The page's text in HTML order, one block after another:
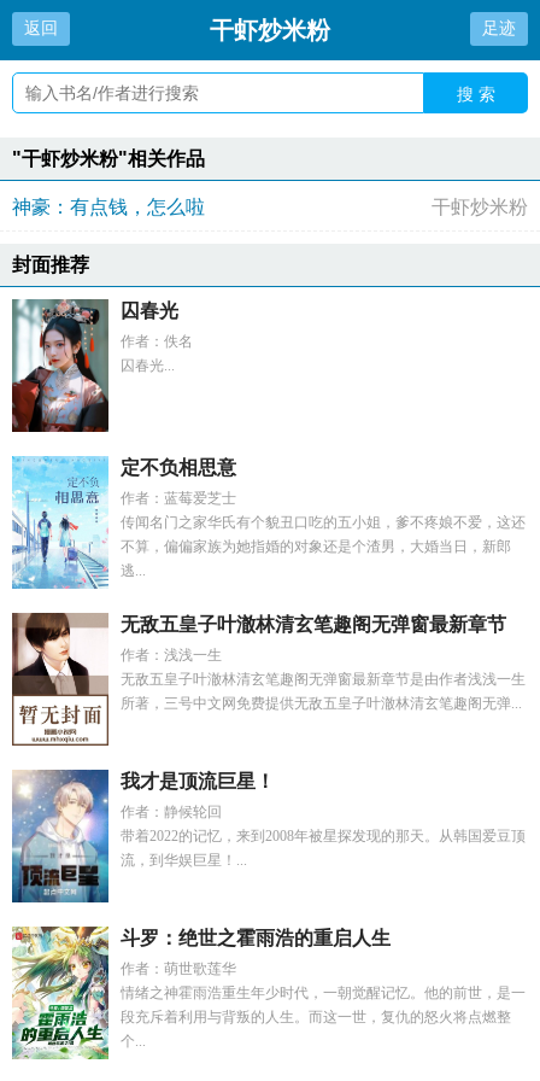
返回 干虾炒米粉 足迹
搜 索
"干虾炒米粉"相关作品
神豪：有点钱，怎么啦 干虾炒米粉
封面推荐
囚春光
作者：佚名
囚春光...
定不负相思意
作者：蓝莓爱芝士
传闻名门之家华氏有个貌丑口吃的五小姐，爹不疼娘不爱，这还
不算，偏偏家族为她指婚的对象还是个渣男，大婚当日，新郎
逃...
无敌五皇子叶澈林清玄笔趣阁无弹窗最新章节
作者：浅浅一生
无敌五皇子叶澈林清玄笔趣阁无弹窗最新章节是由作者浅浅一生
所著，三号中文网免费提供无敌五皇子叶澈林清玄笔趣阁无弹...
我才是顶流巨星！
作者：静候轮回
带着2022的记忆，来到2008年被星探发现的那天。从韩国爱豆顶
流，到华娱巨星！...
斗罗：绝世之霍雨浩的重启人生
作者：萌世歌莲华
情绪之神霍雨浩重生年少时代，一朝觉醒记忆。他的前世，是一
段充斥着利用与背叛的人生。而这一世，复仇的怒火将点燃整
个...